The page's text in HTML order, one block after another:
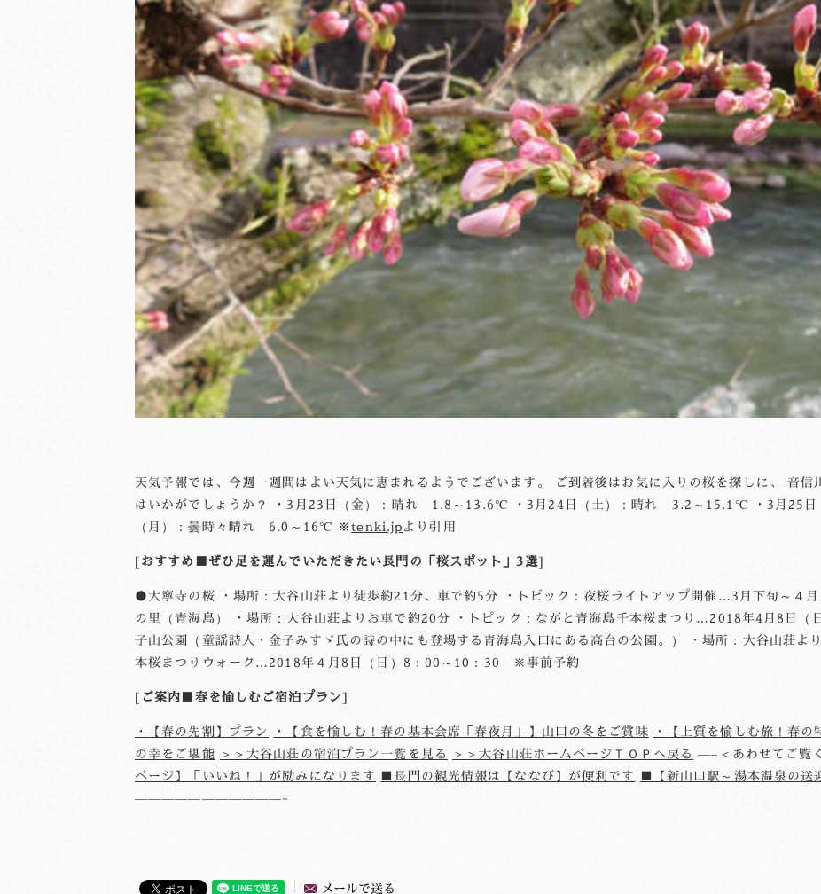
天気予報では、今週一週間はよい天気に恵まれるようでございます。 ご到着後はお気に入りの桜を探しに、 音信
はいかがでしょうか？ ・3月23日（金）：晴れ 1.8～13.6℃ ・3月24日（土）：晴れ 3.2～15.1℃ ・3月25
（月）：曇時々晴れ 6.0～16℃ ※tenki.jpより引用
おすすめ■ぜひ足を運んでいただきたい長門の「桜スポット」3選
●大寧寺の桜 ・場所：大谷山荘より徒歩約21分、車で約5分 ・トピック：夜桜ライトアップ開催…3月下旬～４
の里（青海島） ・場所：大谷山荘よりお車で約20分 ・トピック：ながと青海島千本桜まつり…2018年4月8
子山公園（童謡詩人・金子みすゞ氏の詩の中にも登場する青海島入口にある高台の公園。） ・場所：大谷山荘よ
本桜まつりウォーク…2018年４月8日（日）8：00～10：30 ※事前予約
ご案内■春を愉しむご宿泊プラン
・【春の先割】プラン ・【食を愉しむ！春の基本会席「春夜月」】山口の冬をご賞味 ・【上質を愉しむ旅！春
の幸をご堪能 ＞＞大谷山荘の宿泊プラン一覧を見る ＞＞大谷山荘ホームページＴＯＰへ戻る —–＜あわせてご覧
ページ】「いいね！」が励みになります ■長門の観光情報は【ななび】が便利です ■【新山口駅～湯本温泉の送
———————————-
メールで送る